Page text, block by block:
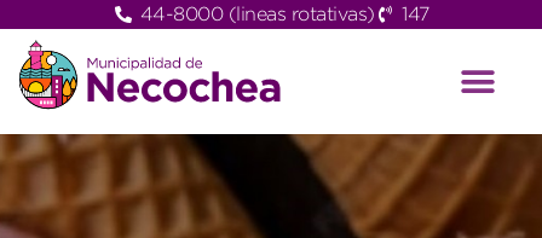
44-8000 (lineas rotativas) 147